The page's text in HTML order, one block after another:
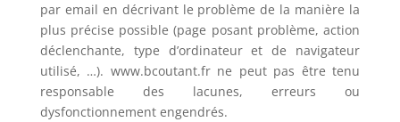
par email en décrivant le problème de la manière la
plus précise possible (page posant problème, action
déclenchante, type d’ordinateur et de navigateur
utilisé, …). www.bcoutant.fr ne peut pas être tenu
responsable des lacunes, erreurs ou
dysfonctionnement engendrés.